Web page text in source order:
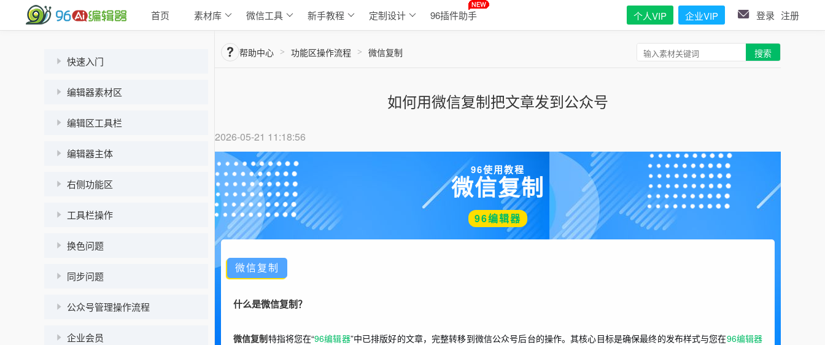
首页 素材库 微信工具 新手教程 定制设计 96插件助手 个人VIP 企业VIP 登录 注册
快速入门
编辑器素材区
编辑区工具栏
编辑器主体
右侧功能区
工具栏操作
换色问题
同步问题
公众号管理操作流程
企业会员
帮助中心 > 功能区操作流程 > 微信复制 搜索
如何用微信复制把文章发到公众号
2026-05-21 11:18:56
96使用教程
微信复制
96编辑器
微信复制
什么是微信复制？
微信复制特指将您在“96编辑器”中已排版好的文章，完整转移到微信公众号后台的操作。其核心目标是确保最终的发布样式与您在96编辑器